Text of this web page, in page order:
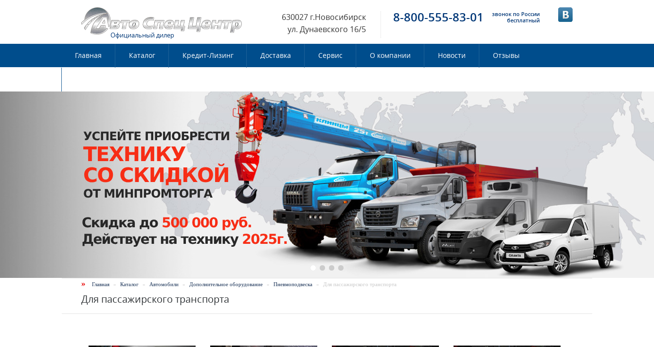
Официальный дилер
630027 г.Новосибирск
ул. Дунаевского 16/5
звонок по России
бесплатный
8-800-555-83-01
Главная Каталог Кредит-Лизинг Доставка Сервис О компании Новости Отзывы
» Главная » Каталог » Автомобили » Дополнительное оборудование » Пневмоподвеска » Для пассажирского транспорта
Для пассажирского транспорта